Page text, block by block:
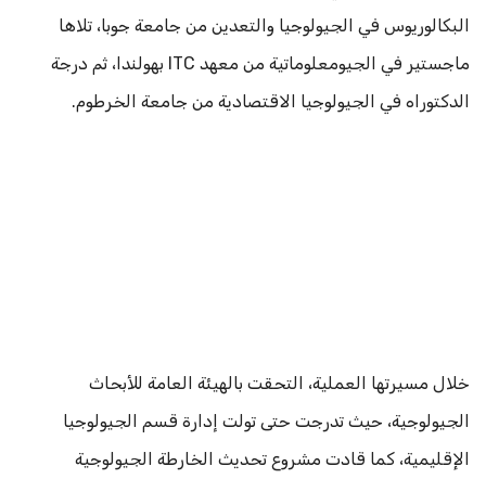
البكالوريوس في الجيولوجيا والتعدين من جامعة جوبا، تلاها
ماجستير في الجيومعلوماتية من معهد ITC بهولندا، ثم درجة
الدكتوراه في الجيولوجيا الاقتصادية من جامعة الخرطوم.
خلال مسيرتها العملية، التحقت بالهيئة العامة للأبحاث
الجيولوجية، حيث تدرجت حتى تولت إدارة قسم الجيولوجيا
الإقليمية، كما قادت مشروع تحديث الخارطة الجيولوجية